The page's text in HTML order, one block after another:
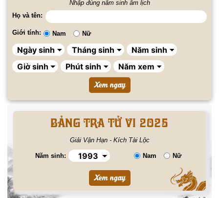
Nhập đúng năm sinh âm lịch
Họ và tên:
Giới tính: Nam Nữ
BẢNG TRA TỬ VI 2025
Giải Vận Hạn - Kích Tài Lộc
Năm sinh: Nam Nữ